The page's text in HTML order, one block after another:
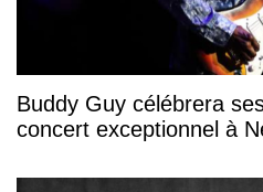
Buddy Guy célébrera
concert exceptionnel à